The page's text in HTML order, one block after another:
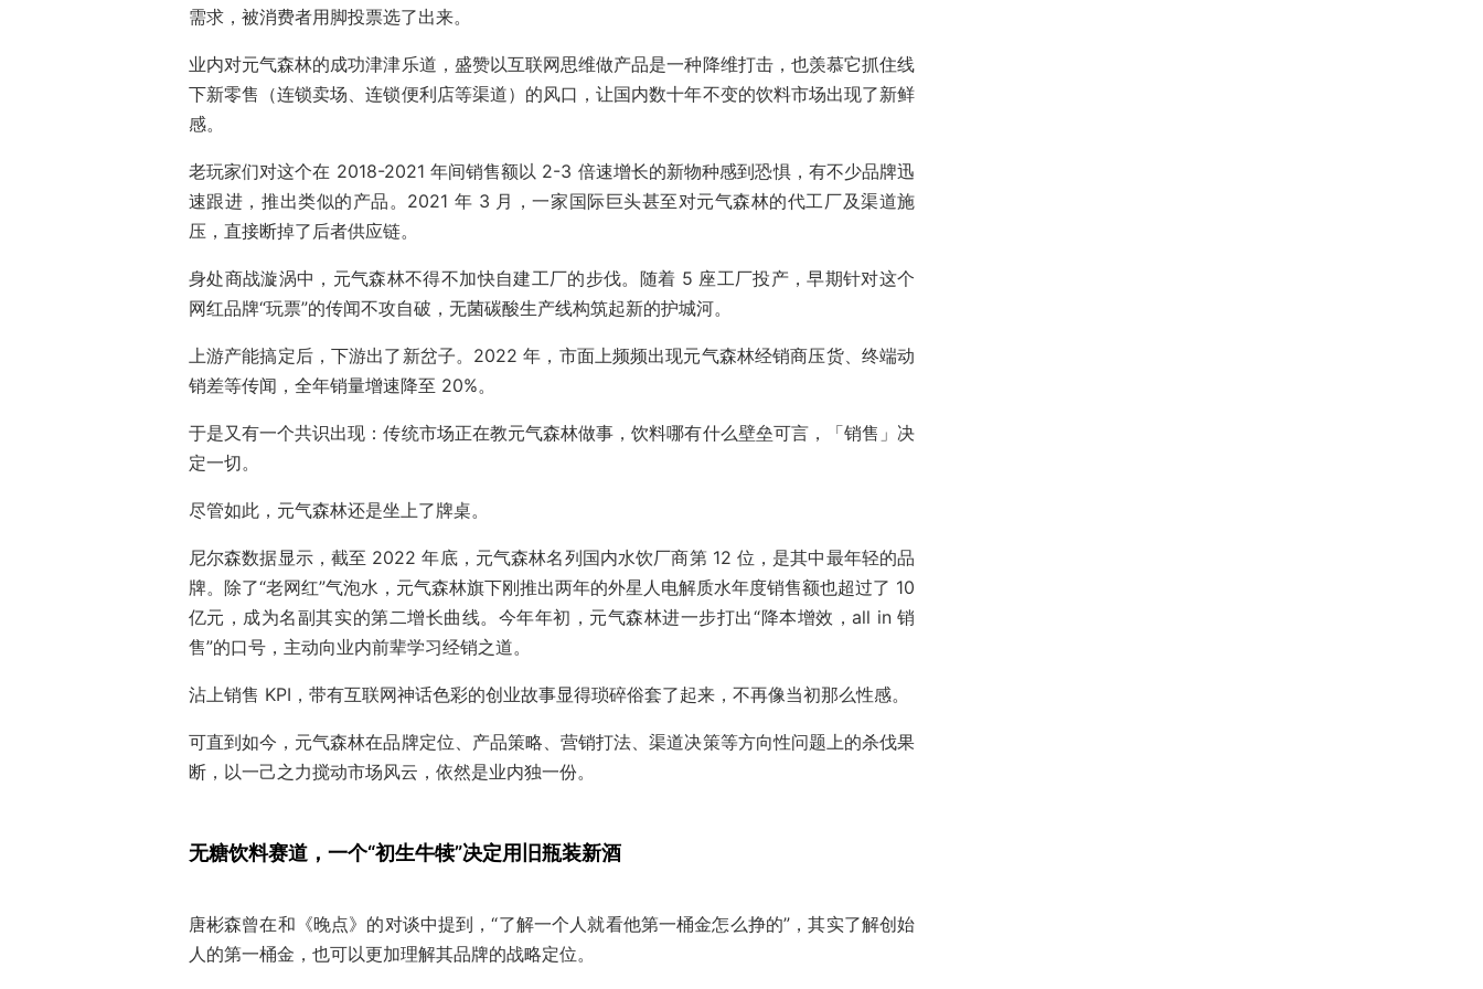
需求，被消费者用脚投票选了出来。
业内对元气森林的成功津津乐道，盛赞以互联网思维做产品是一种降维打击，也羡慕它抓住线
下新零售（连锁卖场、连锁便利店等渠道）的风口，让国内数十年不变的饮料市场出现了新鲜
感。
老玩家们对这个在 2018-2021 年间销售额以 2-3 倍速增长的新物种感到恐惧，有不少品牌迅
速跟进，推出类似的产品。2021 年 3 月，一家国际巨头甚至对元气森林的代工厂及渠道施
压，直接断掉了后者供应链。
身处商战漩涡中，元气森林不得不加快自建工厂的步伐。随着 5 座工厂投产，早期针对这个
网红品牌“玩票”的传闻不攻自破，无菌碳酸生产线构筑起新的护城河。
上游产能搞定后，下游出了新岔子。2022 年，市面上频频出现元气森林经销商压货、终端动
销差等传闻，全年销量增速降至 20%。
于是又有一个共识出现：传统市场正在教元气森林做事，饮料哪有什么壁垒可言，「销售」决
定一切。
尽管如此，元气森林还是坐上了牌桌。
尼尔森数据显示，截至 2022 年底，元气森林名列国内水饮厂商第 12 位，是其中最年轻的品
牌。除了“老网红”气泡水，元气森林旗下刚推出两年的外星人电解质水年度销售额也超过了 10
亿元，成为名副其实的第二增长曲线。今年年初，元气森林进一步打出“降本增效，all in 销
售”的口号，主动向业内前辈学习经销之道。
沾上销售 KPI，带有互联网神话色彩的创业故事显得琐碎俗套了起来，不再像当初那么性感。
可直到如今，元气森林在品牌定位、产品策略、营销打法、渠道决策等方向性问题上的杀伐果
断，以一己之力搅动市场风云，依然是业内独一份。
无糖饮料赛道，一个“初生牛犊”决定用旧瓶装新酒
唐彬森曾在和《晚点》的对谈中提到，“了解一个人就看他第一桶金怎么挣的”，其实了解创始
人的第一桶金，也可以更加理解其品牌的战略定位。